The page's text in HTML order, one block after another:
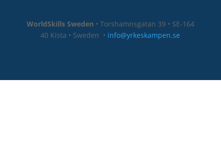
WorldSkills Sweden • Torshamnsgatan 39 • SE-164
40 Kista • Sweden • info@yrkeskampen.se